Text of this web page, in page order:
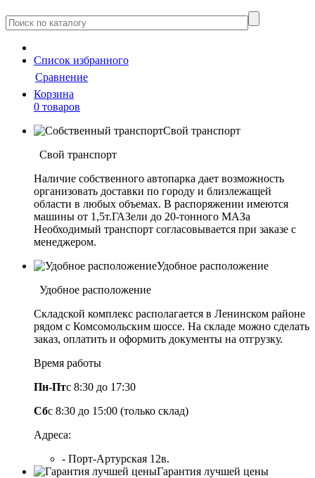
Cписок избранного
Сравнение
Корзина
0 товаров
Свой транспорт
Свой транспорт
Наличие собственного автопарка дает возможность
организовать доставки по городу и близлежащей
области в любых объемах. В распоряжении имеются
машины от 1,5т.ГАЗели до 20-тонного МАЗа
Необходимый транспорт согласовывается при заказе с
менеджером.
Удобное расположение
Удобное расположение
Складской комплекс располагается в Ленинском районе
рядом с Комсомольским шоссе. На складе можно сделать
заказ, оплатить и оформить документы на отгрузку.
Время работы
Пн-Птс 8:30 до 17:30
Сбс 8:30 до 15:00 (только склад)
Адреса:
- Порт-Артурская 12в.
Гарантия лучшей цены